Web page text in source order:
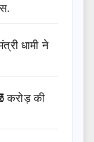
धामी ने
करोड़ की